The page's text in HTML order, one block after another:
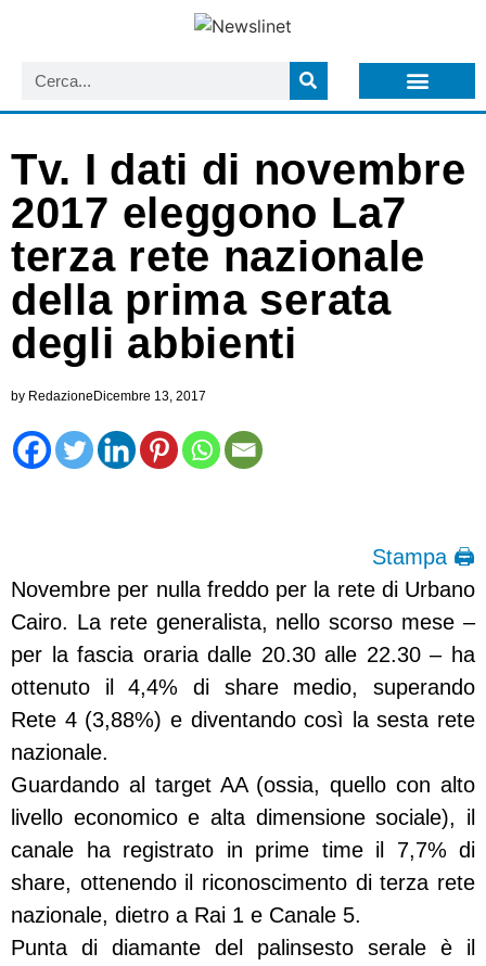
Tv. I dati di novembre
2017 eleggono La7
terza rete nazionale
della prima serata
degli abbienti
by RedazioneDicembre 13, 2017
Stampa 🖨
Novembre per nulla freddo per la rete di Urbano
Cairo. La rete generalista, nello scorso mese –
per la fascia oraria dalle 20.30 alle 22.30 – ha
ottenuto il 4,4% di share medio, superando
Rete 4 (3,88%) e diventando così la sesta rete
nazionale.
Guardando al target AA (ossia, quello con alto
livello economico e alta dimensione sociale), il
canale ha registrato in prime time il 7,7% di
share, ottenendo il riconoscimento di terza rete
nazionale, dietro a Rai 1 e Canale 5.
Punta di diamante del palinsesto serale è il